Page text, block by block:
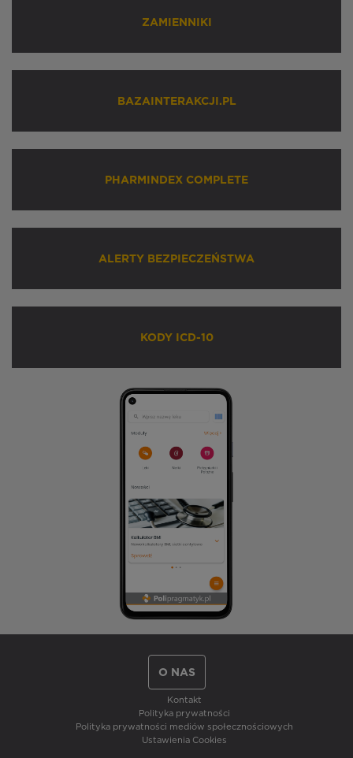
ZAMIENNIKI
BAZAINTERAKCJI.PL
PHARMINDEX COMPLETE
ALERTY BEZPIECZEŃSTWA
KODY ICD-10
O NAS
Kontakt
Polityka prywatności
Polityka prywatności mediów społecznościowych
Ustawienia Cookies